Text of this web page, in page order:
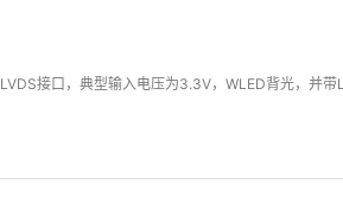
接口，典型输入电压为3.3V，WLED背光，并带